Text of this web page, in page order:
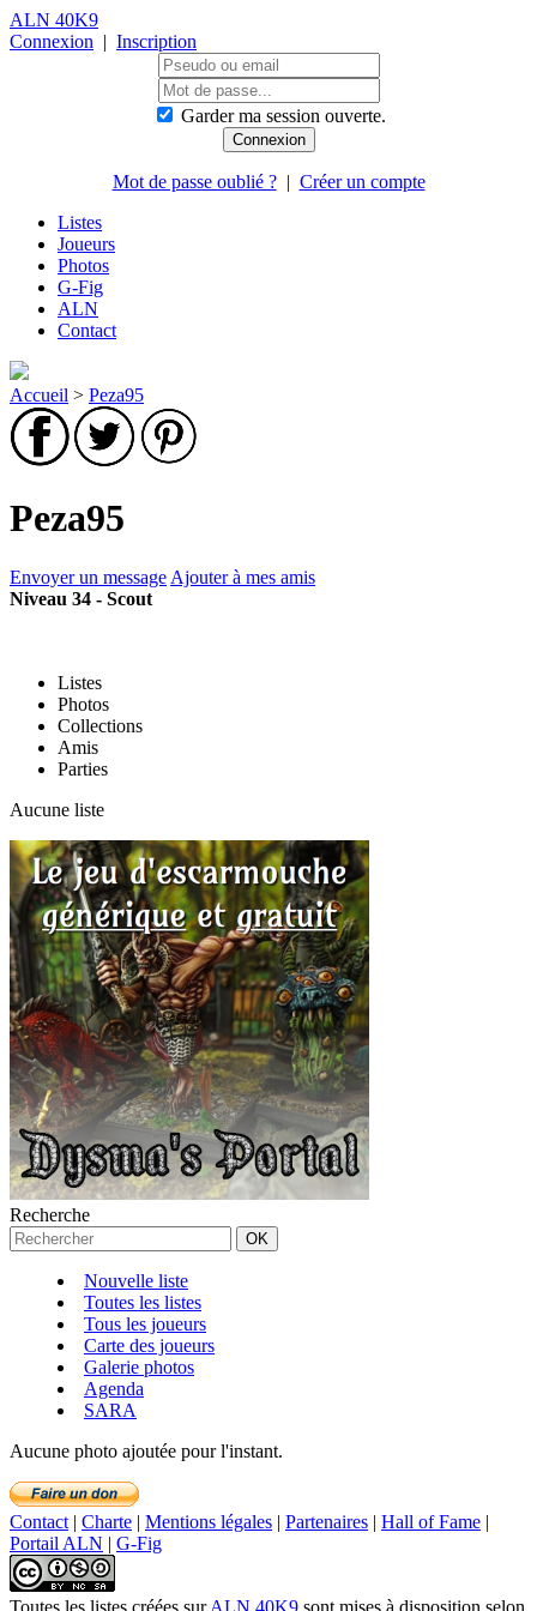
ALN 40K9
Connexion | Inscription
Garder ma session ouverte.
Mot de passe oublié ?| Créer un compte
Listes
Joueurs
Photos
G-Fig
ALN
Contact
Accueil > Peza95
Peza95
Envoyer un message Ajouter à mes amis
Niveau 34 - Scout
Listes
Photos
Collections
Amis
Parties
Aucune liste
Recherche
Nouvelle liste
Toutes les listes
Tous les joueurs
Carte des joueurs
Galerie photos
Agenda
SARA
Aucune photo ajoutée pour l'instant.
Contact | Charte | Mentions légales | Partenaires | Hall of Fame |
Portail ALN | G-Fig
Toutes les listes créées sur ALN 40K9 sont mises à disposition selon